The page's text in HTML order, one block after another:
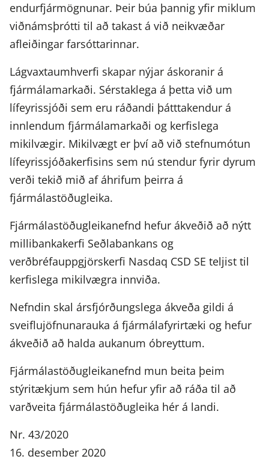
endurfjármögnunar. Þeir búa þannig yfir miklum
viðnámsþrótti til að takast á við neikvæðar
afleiðingar farsóttarinnar.
Lágvaxtaumhverfi skapar nýjar áskoranir á
fjármálamarkaði. Sérstaklega á þetta við um
lífeyrissjóði sem eru ráðandi þátttakendur á
innlendum fjármálamarkaði og kerfislega
mikilvægir. Mikilvægt er því að við stefnumótun
lífeyrissjóðakerfisins sem nú stendur fyrir dyrum
verði tekið mið af áhrifum þeirra á
fjármálastöðugleika.
Fjármálastöðugleikanefnd hefur ákveðið að nýtt
millibankakerfi Seðlabankans og
verðbréfauppgjörskerfi Nasdaq CSD SE teljist til
kerfislega mikilvægra innviða.
Nefndin skal ársfjórðungslega ákveða gildi á
sveiflujöfnunarauka á fjármálafyrirtæki og hefur
ákveðið að halda aukanum óbreyttum.
Fjármálastöðugleikanefnd mun beita þeim
stýritækjum sem hún hefur yfir að ráða til að
varðveita fjármálastöðugleika hér á landi.
Nr. 43/2020
16. desember 2020